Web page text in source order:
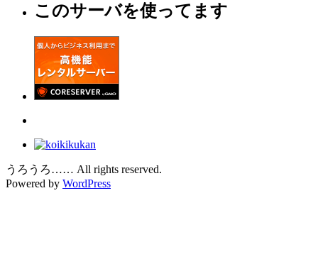
このサーバを使ってます
うろうろ…… All rights reserved.
Powered by WordPress